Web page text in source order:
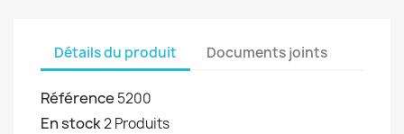
Détails du produit Documents joints
Référence 5200
En stock2 Produits